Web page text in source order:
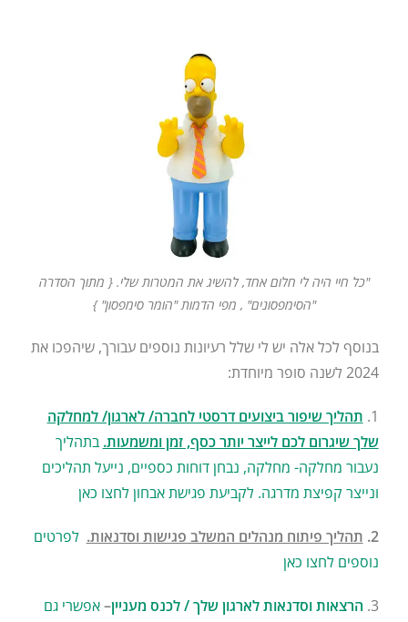
"כל חיי היה לי חלום אחד, להשיג את המטרות שלי. { מתוך הסדרה
"הסימפסונים" , מפי הדמות "הומר סימפסון" }
בנוסף לכל אלה יש לי שלל רעיונות נוספים עבורך, שיהפכו את
2024 לשנה סופר מיוחדת:
1. תהליך שיפור ביצועים דרסטי לחברה/ לארגון/ למחלקה
שלך שיגרום לכם לייצר יותר כסף, זמן ומשמעות. בתהליך
נעבור מחלקה- מחלקה, נבחן דוחות כספיים, נייעל תהליכים
ונייצר קפיצת מדרגה. לקביעת פגישת אבחון לחצו כאן
2. תהליך פיתוח מנהלים המשלב פגישות וסדנאות. לפרטים
נוספים לחצו כאן
3. הרצאות וסדנאות לארגון שלך / לכנס מעניין–אפשרי גם